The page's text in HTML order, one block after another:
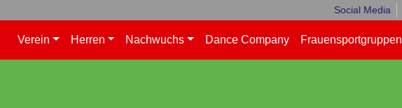
Social Media
Verein Herren Nachwuchs Dance Company Frauensportgruppen